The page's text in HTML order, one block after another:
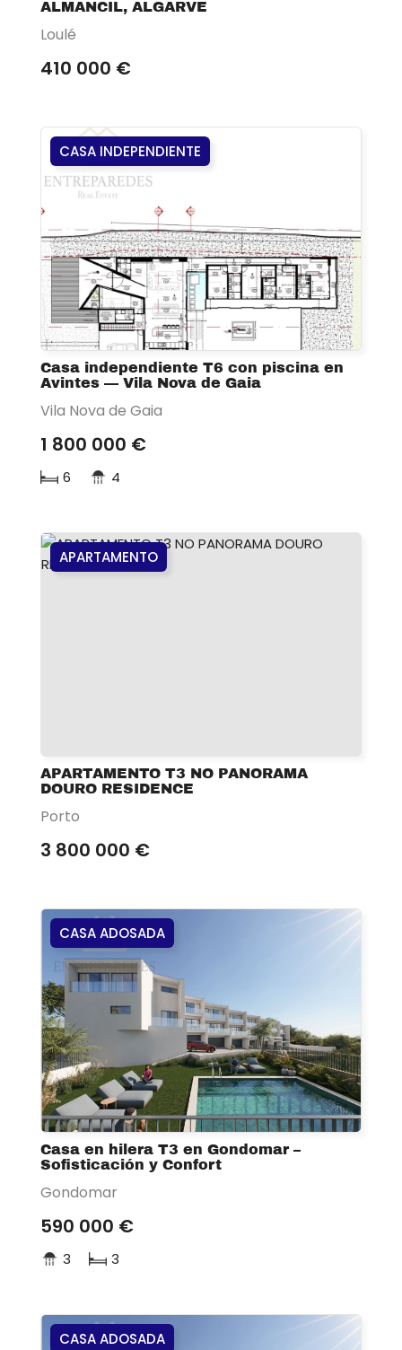
ALMANCIL, ALGARVE
Loulé
410 000 €
CASA INDEPENDIENTE
Casa independiente T6 con piscina en
Avintes — Vila Nova de Gaia
Vila Nova de Gaia
1 800 000 €
6 4
APARTAMENTO
APARTAMENTO T3 NO PANORAMA
DOURO RESIDENCE
Porto
3 800 000 €
CASA ADOSADA
Casa en hilera T3 en Gondomar –
Sofisticación y Confort
Gondomar
590 000 €
3 3
CASA ADOSADA